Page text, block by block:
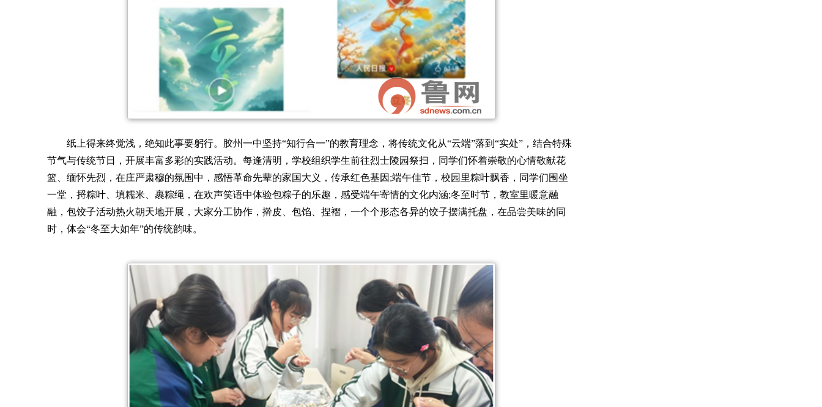
纸上得来终觉浅，绝知此事要躬行。胶州一中坚持“知行合一”的教育理念，将传统文化从“云端”落到“实处”，结合特殊
节气与传统节日，开展丰富多彩的实践活动。每逢清明，学校组织学生前往烈士陵园祭扫，同学们怀着崇敬的心情敬献花
篮、缅怀先烈，在庄严肃穆的氛围中，感悟革命先辈的家国大义，传承红色基因;端午佳节，校园里粽叶飘香，同学们围坐
一堂，捋粽叶、填糯米、裹粽绳，在欢声笑语中体验包粽子的乐趣，感受端午寄情的文化内涵;冬至时节，教室里暖意融
融，包饺子活动热火朝天地开展，大家分工协作，擀皮、包馅、捏褶，一个个形态各异的饺子摆满托盘，在品尝美味的同
时，体会“冬至大如年”的传统韵味。